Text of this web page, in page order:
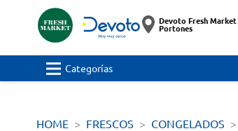
Devoto Fresh Market
Portones
Categorías
HOME FRESCOS CONGELADOS